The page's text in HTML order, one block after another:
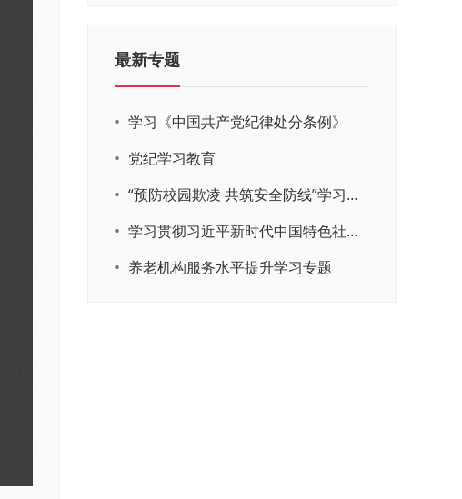
最新专题
• 学习《中国共产党纪律处分条例》
• 党纪学习教育
•
“预防校园欺凌 共筑安全防线”学习专题
•
学习贯彻习近平新时代中国特色社会主义思想主题教育
• 养老机构服务水平提升学习专题